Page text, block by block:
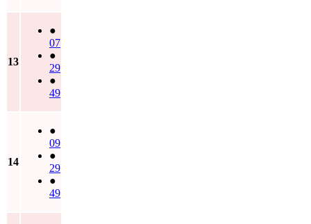
13
●
07
●
29
●
49
14
●
09
●
29
●
49